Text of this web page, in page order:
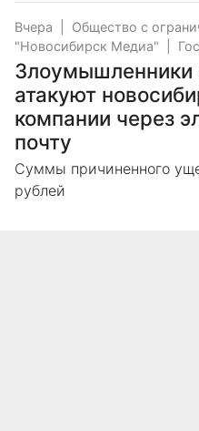
Вчера
Общество с
"Новосибирск Медиа"
Злоумышленники
атакуют
компании через
почту
Суммы причиненного
рублей